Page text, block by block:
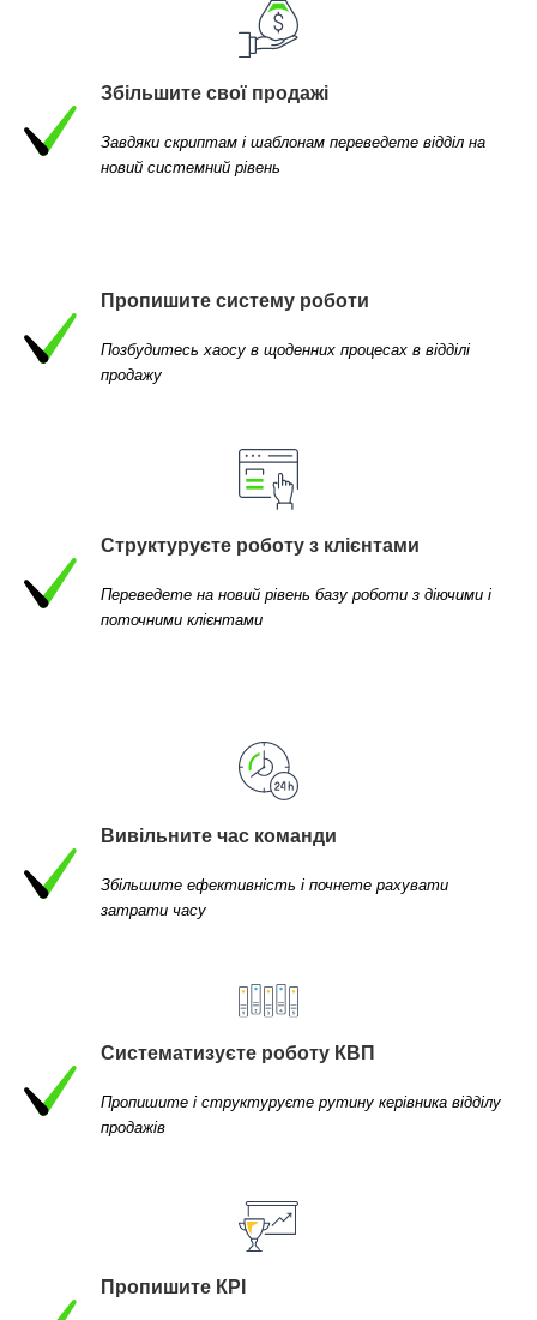
Збільшите свої продажі
Завдяки скриптам і шаблонам переведете відділ на
новий системний рівень
Пропишите систему роботи
Позбудитесь хаосу в щоденних процесах в відділі
продажу
Структуруєте роботу з клієнтами
Переведете на новий рівень базу роботи з діючими і
поточними клієнтами
Вивільните час команди
Збільшите ефективність і почнете рахувати
затрати часу
Систематизуєте роботу КВП
Пропишите і структуруєте рутину керівника відділу
продажів
Пропишите КРІ